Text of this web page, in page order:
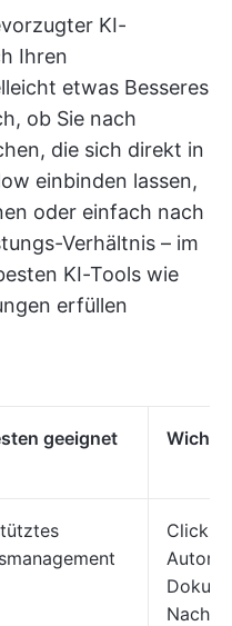
KI-
Ihren
etwas Besseres
ob Sie nach
die sich direkt in
einbinden lassen,
oder einfach nach
Verhältnis – im
KI-Tools wie
erfüllen
geeignet